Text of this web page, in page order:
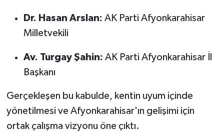
Dr. Hasan Arslan: AK Parti Afyonkarahisar
Milletvekili
Av. Turgay Şahin: AK Parti Afyonkarahisar İl
Başkanı
Gerçekleşen bu kabulde, kentin uyum içinde
yönetilmesi ve Afyonkarahisar'ın gelişimi için
ortak çalışma vizyonu öne çıktı.